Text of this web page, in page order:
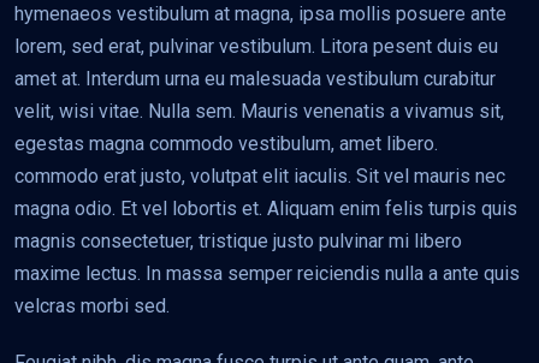
hymenaeos vestibulum at magna, ipsa mollis posuere ante
lorem, sed erat, pulvinar vestibulum. Litora pesent duis eu
amet at. Interdum urna eu malesuada vestibulum curabitur
velit, wisi vitae. Nulla sem. Mauris venenatis a vivamus sit,
egestas magna commodo vestibulum, amet libero.
commodo erat justo, volutpat elit iaculis. Sit vel mauris nec
magna odio. Et vel lobortis et. Aliquam enim felis turpis quis
magnis consectetuer, tristique justo pulvinar mi libero
maxime lectus. In massa semper reiciendis nulla a ante quis
velcras morbi sed.